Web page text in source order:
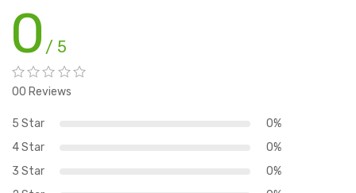
0 / 5
00 Reviews
5 Star
0%
4 Star
0%
3 Star
0%